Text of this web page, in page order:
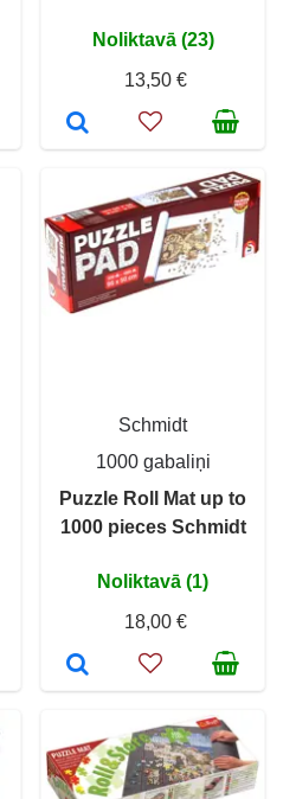
Noliktavā (23)
13,50 €
Schmidt
1000 gabaliņi
Puzzle Roll Mat up to
1000 pieces Schmidt
Noliktavā (1)
18,00 €